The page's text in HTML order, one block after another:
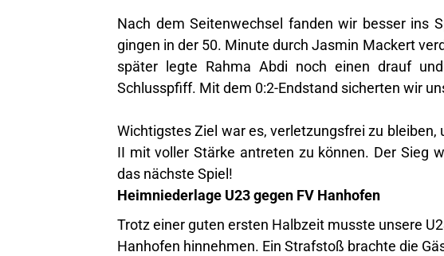
Nach dem Seitenwechsel fanden wir besser ins
gingen in der 50. Minute durch Jasmin Mackert
später legte Rahma Abdi noch einen drauf
Schlusspfiff. Mit dem 0:2-Endstand sicherten wir
Wichtigstes Ziel war es, verletzungsfrei zu
II mit voller Stärke antreten zu können. Der Sieg
das nächste Spiel!
Heimniederlage U23 gegen FV Hanhofen
Trotz einer guten ersten Halbzeit musste unsere
Hanhofen hinnehmen. Ein Strafstoß brachte die